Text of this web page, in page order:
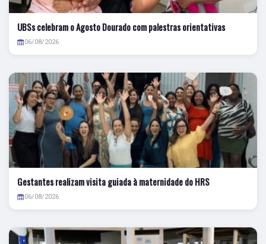
UBSs celebram o Agosto Dourado com palestras orientativas
06/08/2026
Gestantes realizam visita guiada à maternidade do HRS
06/08/2026